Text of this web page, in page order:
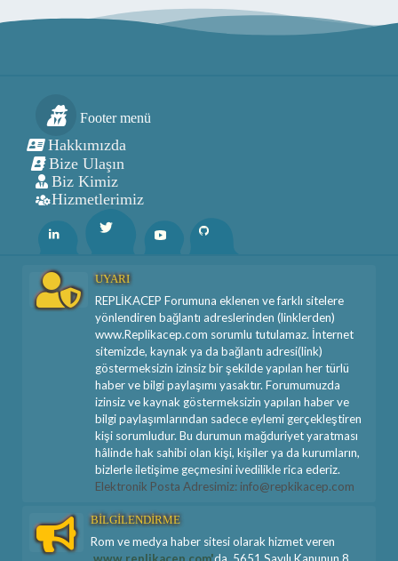
Footer menü
Hakkımızda
Bize Ulaşın
Biz Kimiz
Hizmetlerimiz
Linkedin Twitter Youtube Github
UYARI
REPLİKACEP Forumuna eklenen ve farklı sitelere
yönlendiren bağlantı adreslerinden (linklerden)
www.Replikacep.com sorumlu tutulamaz. İnternet
sitemizde, kaynak ya da bağlantı adresi(link)
göstermeksizin izinsiz bir şekilde yapılan her türlü
haber ve bilgi paylaşımı yasaktır. Forumumuzda
izinsiz ve kaynak göstermeksizin yapılan haber ve
bilgi paylaşımlarından sadece eylemi gerçekleştiren
kişi sorumludur. Bu durumun mağduriyet yaratması
hâlinde hak sahibi olan kişi, kişiler ya da kurumların,
bizlerle iletişime geçmesini ivedilikle rica ederiz.
Elektronik Posta Adresimiz: info@repkikacep.com
BİLGİLENDİRME
Rom ve medya haber sitesi olarak hizmet veren